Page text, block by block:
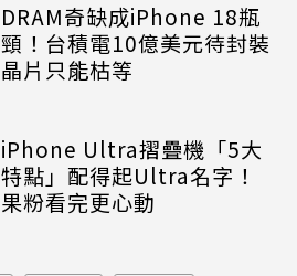
DRAM奇缺成iPhone 18瓶
頸！台積電10億美元待封裝
晶片只能枯等
iPhone Ultra摺疊機「5大
特點」配得起Ultra名字！
果粉看完更心動